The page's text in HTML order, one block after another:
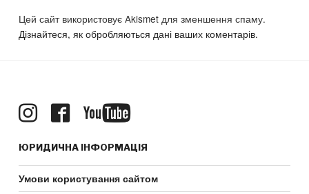
Цей сайт використовує Akismet для зменшення спаму.
Дізнайтеся, як обробляються дані ваших коментарів.
ЮРИДИЧНА ІНФОРМАЦІЯ
Умови користування сайтом